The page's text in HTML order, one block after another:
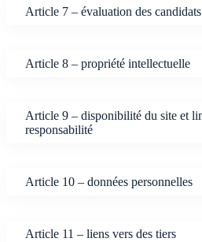
Article 7 – évaluation des candidats
Article 8 – propriété intellectuelle
Article 9 – disponibilité du site et
responsabilité
Article 10 – données personnelles
Article 11 – liens vers des tiers